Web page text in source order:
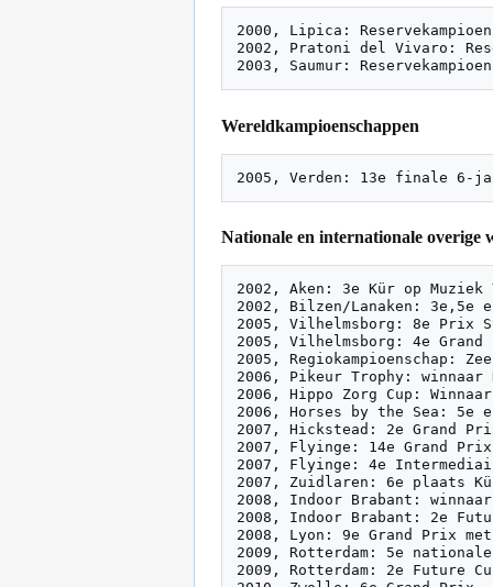
2000, Lipica:
2002, Pratoni del Vivaro:
Wereldkampioenschappen
Nationale en internationale overige
2002, Aken: 3e Kür op Muziek
2002, Bilzen/Lanaken: 3e,5e
2005, Vilhelmsborg: 8e Prix
2005, Vilhelmsborg: 4e
2005, Regiokampioenschap:
2006, Pikeur Trophy: winnaar
2006, Hippo Zorg Cup:
2006, Horses by the Sea: 5e
2007, Hickstead: 2e Grand
2007, Flyinge: 14e Grand
2007, Flyinge: 4e
2007, Zuidlaren: 6e plaats
2008, Indoor Brabant:
2008, Indoor Brabant: 2e
2008, Lyon: 9e Grand Prix
2009, Rotterdam: 5e
2009, Rotterdam: 2e Future